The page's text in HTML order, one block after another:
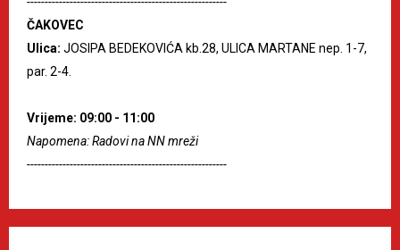
ČAKOVEC
Ulica: JOSIPA BEDEKOVIĆA kb.28, ULICA MARTANE nep. 1-7,
par. 2-4.
Vrijeme: 09:00 - 11:00
Napomena: Radovi na NN mreži
--------------------------------------------------------